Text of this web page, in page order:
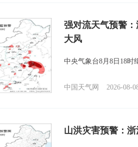
强对流天气预警
大风
中央气象台8月8日18时
中国天气网 2026-08-
山洪灾害预警：